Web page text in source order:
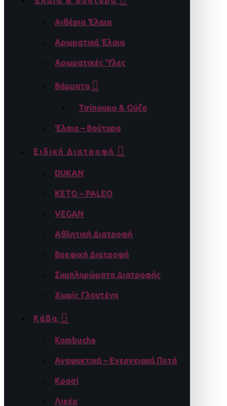
Αιθέρια Έλαια
Αρωματικά Έλαια
Αρωματικές Ύλες
Βάμματα
Τσίπουρο & Ούζο
Έλαια – Βούτυρα
Ειδική Διατροφή
DUKAN
KETO – PALEO
VEGAN
Αθλητική Διατροφή
Βρεφική Διατροφή
Συμπληρώματα Διατροφής
Χωρίς Γλουτένη
Κάβα
Kombucha
Αναψυκτικά – Ενεργειακά Ποτά
Κρασί
Λικέρ